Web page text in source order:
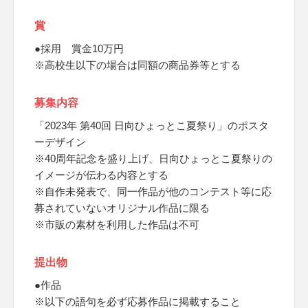
賞
●採用 賞金10万円
※高校生以下の場合は同額の商品券等とする
募集内容
「2023年 第40回 日向ひょっとこ夏祭り」のポスタ
ーデザイン
※40周年記念を盛り上げ、日向ひょっとこ夏祭りの
イメージが伝わる内容とする
※自作未発表で、同一作品が他のコンテスト等に応
募されていないオリジナル作品に限る
※市販の素材を利用した作品は不可
提出物
●作品
※以下の語句を必ず応募作品に掲載すること